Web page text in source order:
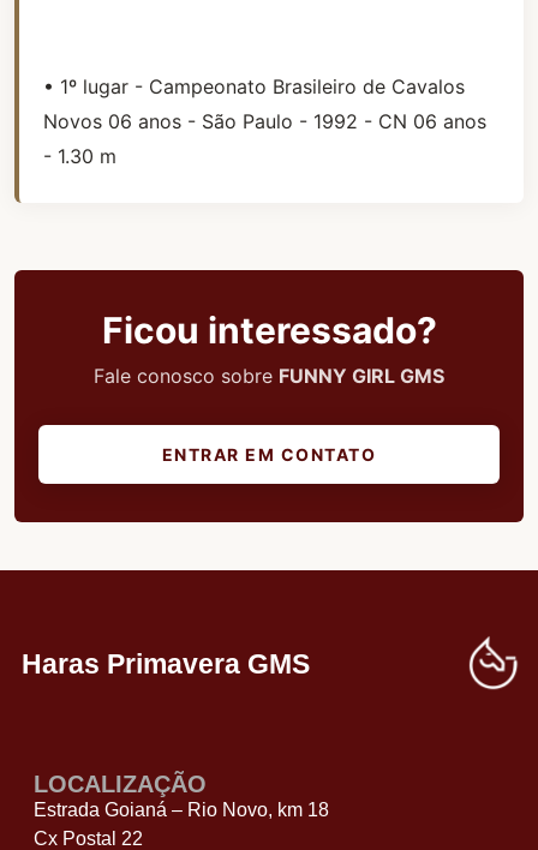
• 1º lugar - Campeonato Brasileiro de Cavalos
Novos 06 anos - São Paulo - 1992 - CN 06 anos
- 1.30 m
Ficou interessado?
Fale conosco sobre FUNNY GIRL GMS
ENTRAR EM CONTATO
Haras Primavera GMS
LOCALIZAÇÃO
Estrada Goianá – Rio Novo, km 18
Cx Postal 22